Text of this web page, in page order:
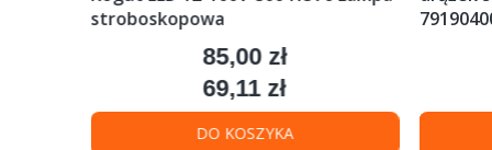
stroboskopowa
Cena
85,00 zł
Cena
69,11 zł
DO KOSZYKA